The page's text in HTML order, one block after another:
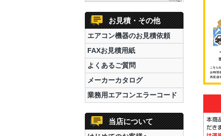
お見積・その他
エアコン機器のお見積依頼
FAXお見積用紙
よくあるご質問
メーカーカタログ
業務用エアコンエラーコード
当店について